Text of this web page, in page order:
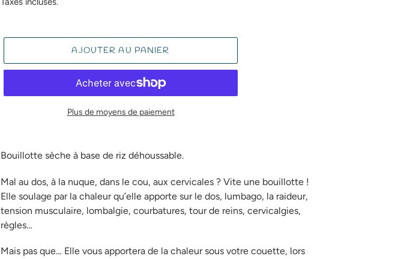
AJOUTER AU PANIER
Plus de moyens de paiement
d'un
à
votre
panier
Bouillotte sèche à base de riz déhoussable.
Mal au dos, à la nuque, dans le cou, aux cervicales ? Vite une bouillotte !
Elle soulage par la chaleur qu’elle apporte sur le dos, lumbago, la raideur,
tension musculaire, lombalgie, courbatures, tour de reins, cervicalgies,
règles…
Mais pas que… Elle vous apportera de la chaleur sous votre couette, lors